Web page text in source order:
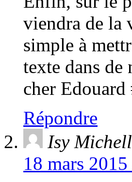
viendra de la
simple à
texte dans
cher Edouard
Répondre
Isy
18 mars